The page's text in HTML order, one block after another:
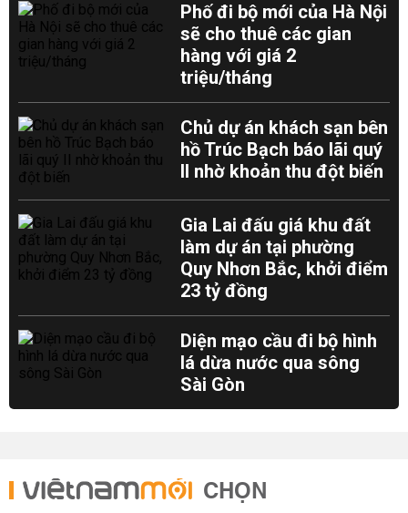
Phố đi bộ mới của Hà Nội
sẽ cho thuê các gian
hàng với giá 2
triệu/tháng
Chủ dự án khách sạn bên
hồ Trúc Bạch báo lãi quý
II nhờ khoản thu đột biến
Gia Lai đấu giá khu đất
làm dự án tại phường
Quy Nhơn Bắc, khởi điểm
23 tỷ đồng
Diện mạo cầu đi bộ hình
lá dừa nước qua sông
Sài Gòn
CHỌN